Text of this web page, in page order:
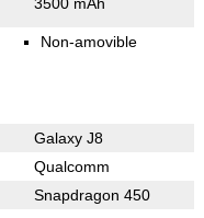
Non-amovible
Galaxy J8
Qualcomm
Snapdragon 450